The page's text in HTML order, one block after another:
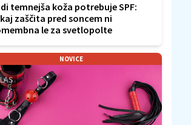
temnejša koža potrebuje SPF:
zaščita pred soncem ni
le za svetlopolte
NOVICE